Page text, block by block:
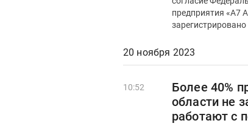
предприятия «А7
зарегистрировано
20 ноября 2023
10:52
Более 40%
области не
работают с